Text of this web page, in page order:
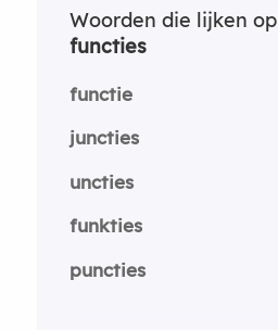
Woorden die lijken op
functies
functie
juncties
uncties
funkties
puncties